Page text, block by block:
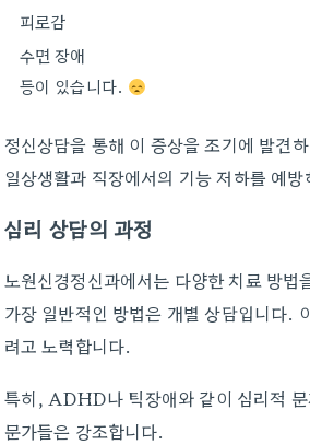
피로감
수면 장애
등이 있습니다.
정신상담을 통해 이 증상을 조기에 발견
일상생활과 직장에서의 기능 저하를 예
심리 상담의 과정
노원신경정신과에서는 다양한 치료 방
가장 일반적인 방법은 개별 상담입니다.
려고 노력합니다.
특히, ADHD나 틱장애와 같이 심리적
문가들은 강조합니다.